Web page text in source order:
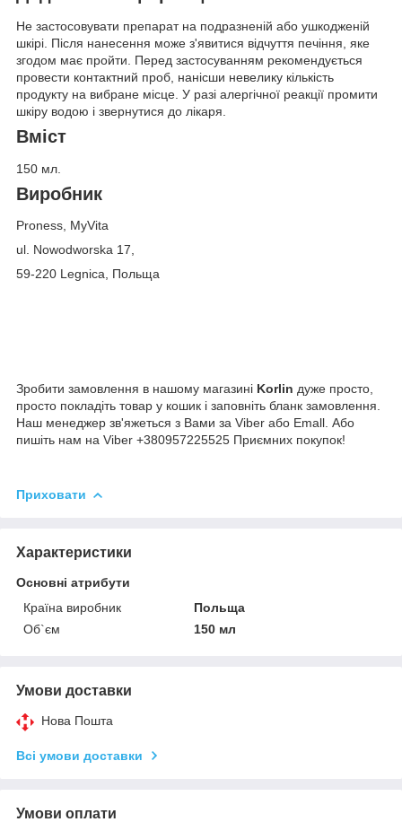
Не застосовувати препарат на подразненій або ушкодженій
шкірі. Після нанесення може з'явитися відчуття печіння, яке
згодом має пройти. Перед застосуванням рекомендується
провести контактний проб, нанісши невелику кількість
продукту на вибране місце. У разі алергічної реакції промити
шкіру водою і звернутися до лікаря.
Вміст
150 мл.
Виробник
Proness, MyVita
ul. Nowodworska 17,
59-220 Legnica, Польща
Зробити замовлення в нашому магазині Korlin дуже просто,
просто покладіть товар у кошик і заповніть бланк замовлення.
Наш менеджер зв'яжеться з Вами за Viber або Emall. Або
пишіть нам на Viber +380957225525 Приємних покупок!
Приховати
Характеристики
Основні атрибути
Країна виробник
Польща
Об`єм
150 мл
Умови доставки
Нова Пошта
Всі умови доставки
Умови оплати